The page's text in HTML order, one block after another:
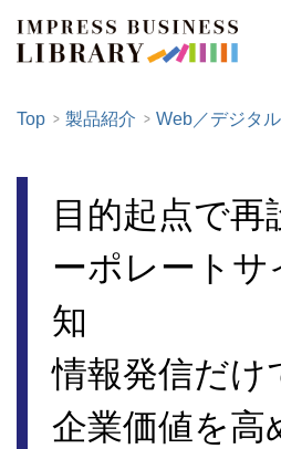
Top 製品紹介 Web／デジタ
目的起点で再
ーポレートサ
知
情報発信だけ
企業価値を高